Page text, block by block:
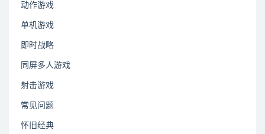
动作游戏
单机游戏
即时战略
同屏多人游戏
射击游戏
常见问题
怀旧经典